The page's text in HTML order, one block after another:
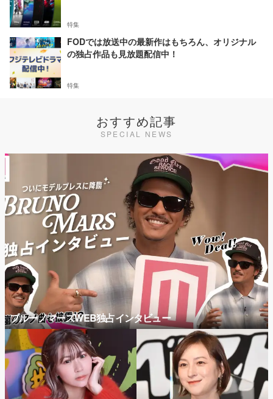
特集
FODでは放送中の最新作はもちろん、オリジナル
の独占作品も見放題配信中！
特集
おすすめ記事
SPECIAL NEWS
ブルーノマーズWEB独占インタビュー